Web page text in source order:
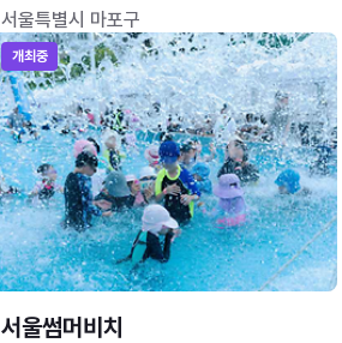
서울특별시 마포구
개최중
서울썸머비치